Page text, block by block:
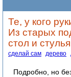
Те, у кого
Из старых
стол и стулья
сделай сам дерево
Подробно, но